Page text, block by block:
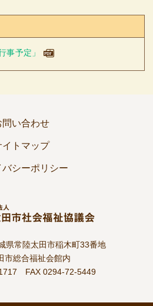
事予定」
問い合わせ
イトマップ
バシーポリシー
常陸太田市稲木町33番地
市総合福祉会館内
FAX 0294-72-5449